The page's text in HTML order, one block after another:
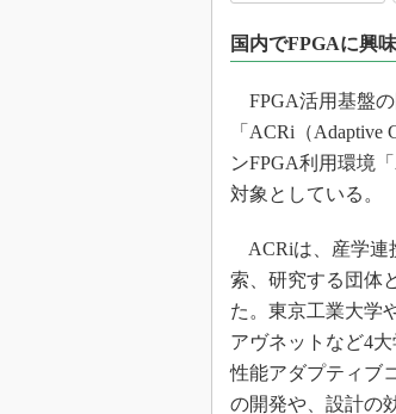
国内でFPGAに興
FPGA活用基盤の
「ACRi（Adaptive
ンFPGA利用環境
対象としている。
ACRiは、産学連
索、研究する団体
た。東京工業大学
アヴネットなど4
性能アダプティブ
の開発や、設計の